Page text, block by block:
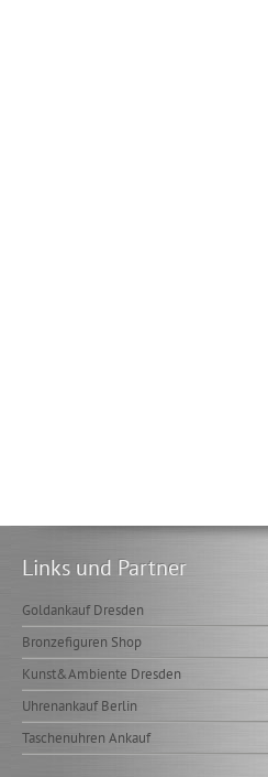
Links und Partner
Goldankauf Dresden
Bronzefiguren Shop
Kunst&Ambiente Dresden
Uhrenankauf Berlin
Taschenuhren Ankauf